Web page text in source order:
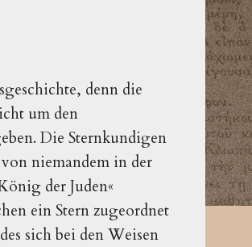
denn die
Die Sternkundigen
niemandem in der
der Juden«
ein Stern zugeordnet
sich bei den Weisen